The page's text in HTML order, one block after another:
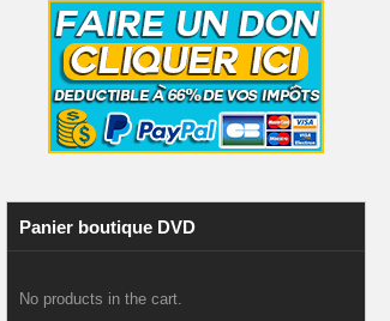
Panier boutique DVD
No products in the cart.